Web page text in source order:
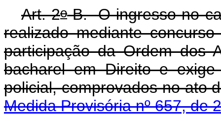
Art. 2o-B. O ingresso no
realizado mediante
participação da Ordem dos
bacharel em Direito e
policial,
Medida Provisória nº 657, de